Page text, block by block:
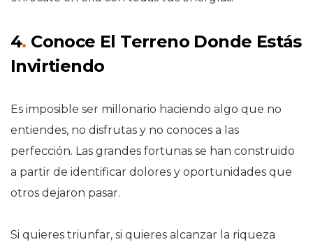
4. Conoce El Terreno Donde Estás
Invirtiendo
Es imposible ser millonario haciendo algo que no
entiendes, no disfrutas y no conoces a las
perfección. Las grandes fortunas se han construido
a partir de identificar dolores y oportunidades que
otros dejaron pasar.
Si quieres triunfar, si quieres alcanzar la riqueza